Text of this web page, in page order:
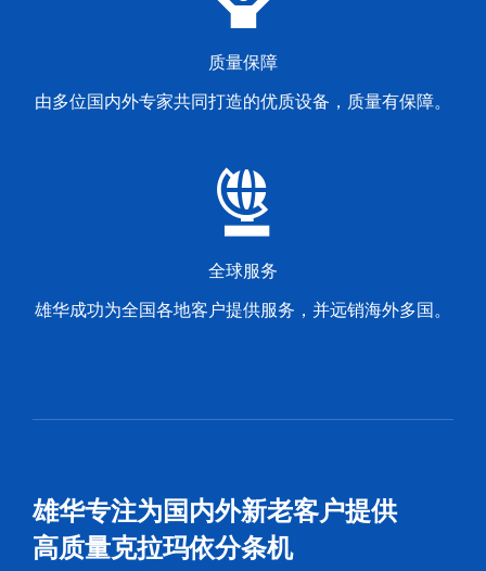
质量保障
由多位国内外专家共同打造的优质设备，质量有保障。
全球服务
雄华成功为全国各地客户提供服务，并远销海外多国。
雄华专注为国内外新老客户提供
高质量克拉玛依分条机